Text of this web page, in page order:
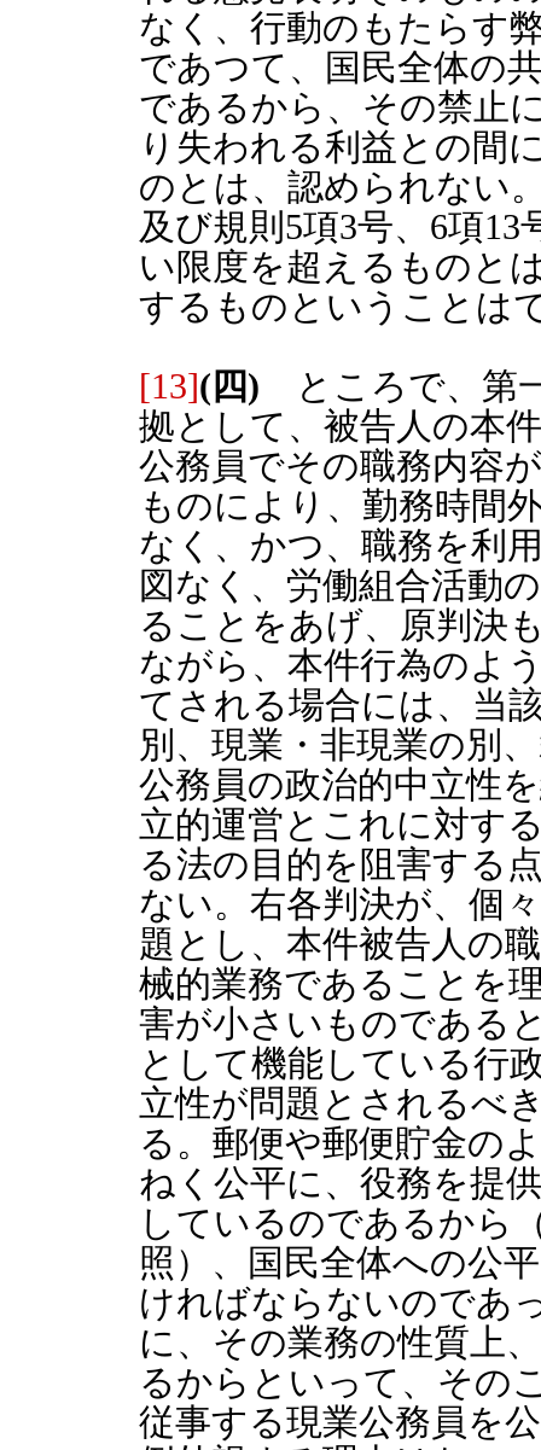
なく、行動のもたらす
であつて、国民全体の
であるから、その禁止
り失われる利益との間
のとは、認められない
及び規則5項3号、6項
い限度を超えるものと
するものということは
[13](四) ところで、第
拠として、被告人の本
公務員でその職務内容
ものにより、勤務時間
なく、かつ、職務を利
図なく、労働組合活動
ることをあげ、原判決
ながら、本件行為のよ
てされる場合には、当
別、現業・非現業の別
公務員の政治的中立性
立的運営とこれに対す
る法の目的を阻害する
ない。右各判決が、個
題とし、本件被告人の
械的業務であることを
害が小さいものである
として機能している行
立性が問題とされるべ
る。郵便や郵便貯金の
ねく公平に、役務を提
しているのであるから
照）、国民全体への公
ければならないのであ
に、その業務の性質上
るからといって、その
従事する現業公務員を